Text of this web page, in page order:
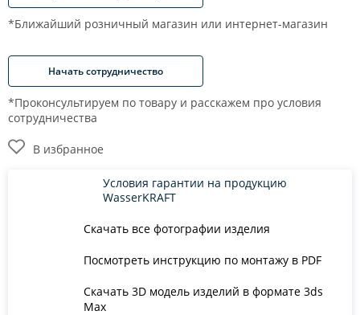
*Ближайший розничный магазин или интернет-магазин
Начать сотрудничество
*Проконсультируем по товару и расскажем про условия
сотрудничества
В избранное
Скачать все фотографии изделия
Посмотреть инструкцию по монтажу в PDF
Скачать 3D модель изделий в формате 3ds
Max
Условия гарантии на продукцию
WasserKRAFT